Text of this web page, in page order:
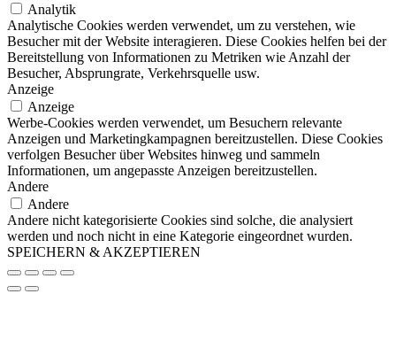
Analytik
Analytische Cookies werden verwendet, um zu verstehen, wie
Besucher mit der Website interagieren. Diese Cookies helfen bei der
Bereitstellung von Informationen zu Metriken wie Anzahl der
Besucher, Absprungrate, Verkehrsquelle usw.
Anzeige
Anzeige
Werbe-Cookies werden verwendet, um Besuchern relevante
Anzeigen und Marketingkampagnen bereitzustellen. Diese Cookies
verfolgen Besucher über Websites hinweg und sammeln
Informationen, um angepasste Anzeigen bereitzustellen.
Andere
Andere
Andere nicht kategorisierte Cookies sind solche, die analysiert
werden und noch nicht in eine Kategorie eingeordnet wurden.
SPEICHERN & AKZEPTIEREN